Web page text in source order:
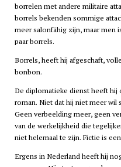
borrelen met andere militaire
borrels bekenden sommige
meer salonfähig zijn, maar men
paar borrels.
Borrels, heeft hij afgeschaft,
bonbon.
De diplomatieke dienst heeft hij
roman. Niet dat hij niet meer wil
Geen verbeelding meer, geen
van de werkelijkheid die
niet helemaal te zijn. Fictie is
Ergens in Nederland heeft hij